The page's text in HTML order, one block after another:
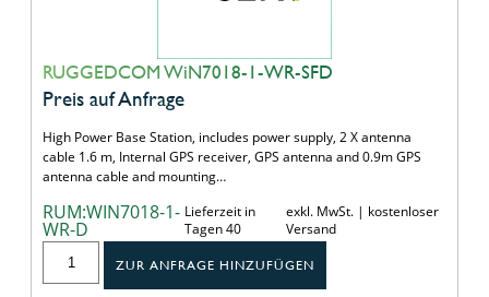
RUGGEDCOM WiN7018-1-WR-SFD
Preis auf Anfrage
High Power Base Station, includes power supply, 2 X antenna
cable 1.6 m, Internal GPS receiver, GPS antenna and 0.9m GPS
antenna cable and mounting…
RUM:WIN7018-1-
WR-D
Lieferzeit in
Tagen 40
exkl. MwSt. | kostenloser
Versand
ZUR ANFRAGE HINZUFÜGEN